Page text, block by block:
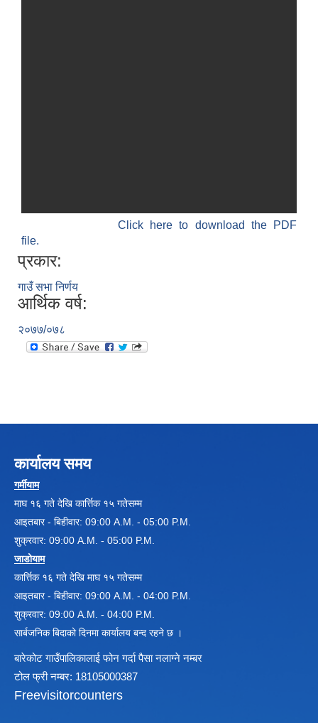
Click here to download the PDF
file.
प्रकार:
गाउँ सभा निर्णय
आर्थिक वर्ष:
२०७७/०७८
कार्यालय समय
गर्मीयाम
माघ १६ गते देखि कार्त्तिक १५ गतेसम्म
आइतबार - बिहीवार: 09:00 A.M. - 05:00 P.M.
शुक्रवार: 09:00 A.M. - 05:00 P.M.
जाडोयाम
कार्त्तिक १६ गते देखि माघ १५ गतेसम्म
आइतबार - बिहीवार: 09:00 A.M. - 04:00 P.M.
शुक्रवार: 09:00 A.M. - 04:00 P.M.
सार्बजनिक बिदाको दिनमा कार्यालय बन्द रहने छ ।
बारेकोट गाउँपालिकालाई फोन गर्दा पैसा नलाग्ने नम्बर
टोल फ्री नम्बर: 18105000387
Freevisitorcounters